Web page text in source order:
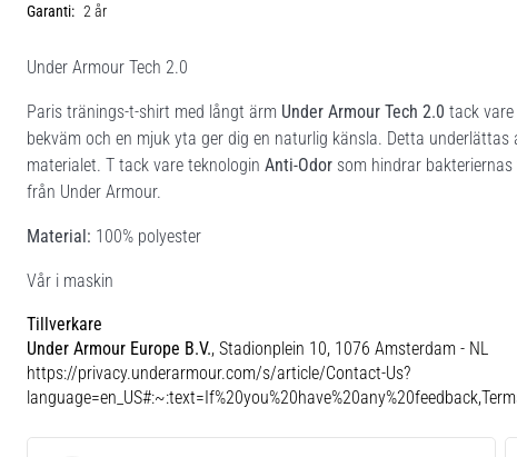
Garanti: 2 år
Under Armour Tech 2.0
Paris tränings-t-shirt med långt ärm Under Armour Tech 2.0 tack
bekväm och en mjuk yta ger dig en naturlig känsla. Detta underlättas
materialet. T tack vare teknologin Anti-Odor som hindrar
från Under Armour.
Material: 100% polyester
Vår i maskin
Tillverkare
Under Armour Europe B.V., Stadionplein 10, 1076 Amsterdam - NL
https://privacy.underarmour.com/s/article/Contact-Us?